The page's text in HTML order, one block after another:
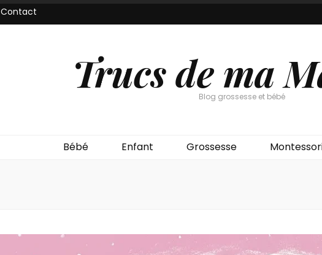
Contact
Trucs de ma
Blog grossesse et bébé
Bébé Enfant Grossesse